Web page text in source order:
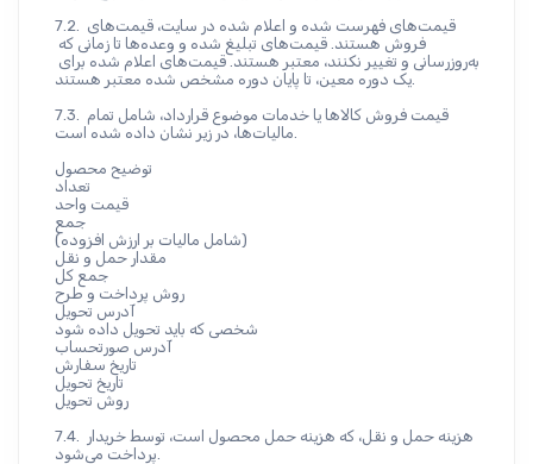
7.2. قیمت‌های فهرست شده و اعلام شده در سایت، قیمت‌های
یک دوره معین، تا پایان دوره مشخص شده معتبر هستند.
7.3. قیمت فروش کالاها یا خدمات موضوع قرارداد، شامل تمام
مالیات‌ها، در زیر نشان داده شده است.
توضیح محصول
تعداد
قیمت واحد
جمع
(شامل مالیات بر ارزش افزوده)
مقدار حمل و نقل
جمع کل
روش پرداخت و طرح
آدرس تحویل
شخصی که باید تحویل داده شود
آدرس صورتحساب
تاریخ سفارش
تاریخ تحویل
روش تحویل
7.4. هزینه حمل و نقل، که هزینه حمل محصول است، توسط خریدار
پرداخت می‌شود.